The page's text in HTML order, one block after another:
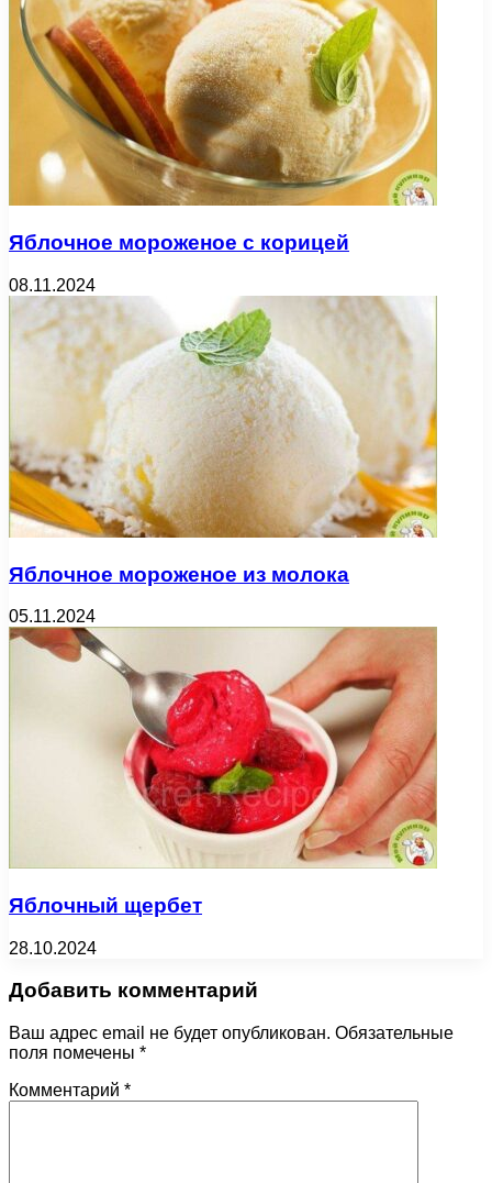
Яблочное мороженое с корицей
08.11.2024
Яблочное мороженое из молока
05.11.2024
Яблочный щербет
28.10.2024
Добавить комментарий
Ваш адрес email не будет опубликован. Обязательные
поля помечены *
Комментарий *